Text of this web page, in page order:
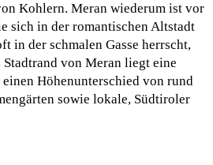
Kohlern. Meran wiederum ist vor
sich in der romantischen Altstadt
in der schmalen Gasse herrscht,
von Meran liegt eine
Höhenunterschied von rund
sowie lokale, Südtiroler